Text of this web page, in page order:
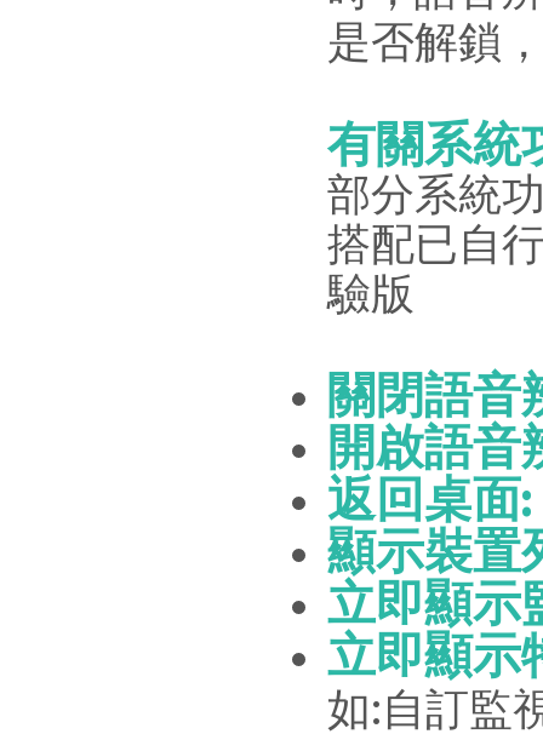
是否解鎖
有關系統
部分系統
搭配已自
驗版
關閉語
開啟語
返回桌面:
顯示裝置
立即顯示
立即顯示
如:自訂監